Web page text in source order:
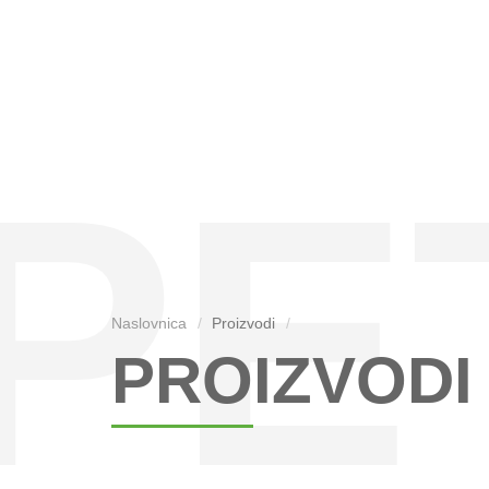
Naslovnica Proizvodi
PROIZVODI